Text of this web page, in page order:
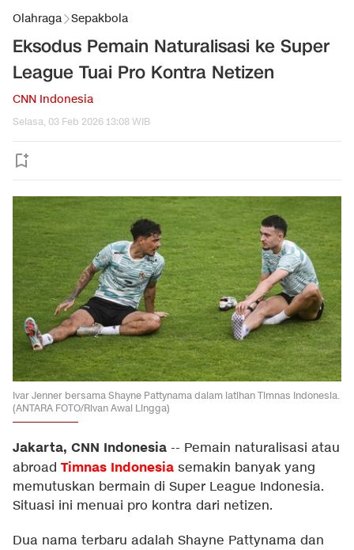
Olahraga Sepakbola
Eksodus Pemain Naturalisasi ke Super
League Tuai Pro Kontra Netizen
CNN Indonesia
Selasa, 03 Feb 2026 13:08 WIB
Ivar Jenner bersama Shayne Pattynama dalam latihan Timnas Indonesia.
(ANTARA FOTO/Rivan Awal Lingga)
Jakarta, CNN Indonesia -- Pemain naturalisasi atau
abroad Timnas Indonesia semakin banyak yang
memutuskan bermain di Super League Indonesia.
Situasi ini menuai pro kontra dari netizen.
Dua nama terbaru adalah Shayne Pattynama dan